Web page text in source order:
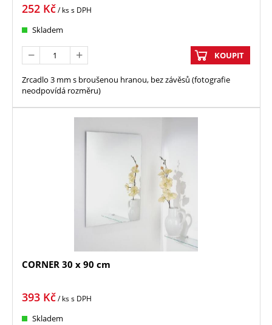
252 Kč/ kss DPH
Skladem
KOUPIT
Zrcadlo 3 mm s broušenou hranou, bez závěsů (fotografie
neodpovídá rozměru)
CORNER 30 x 90 cm
393 Kč/ kss DPH
Skladem